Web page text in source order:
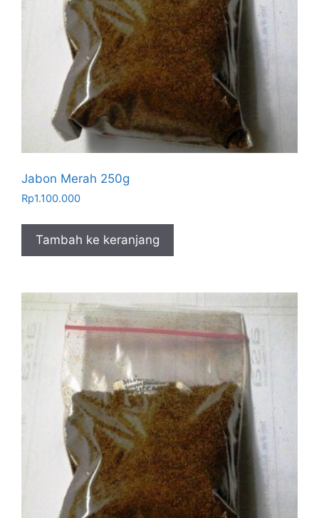
Jabon Merah 250g
Rp1.100.000
Tambah ke keranjang